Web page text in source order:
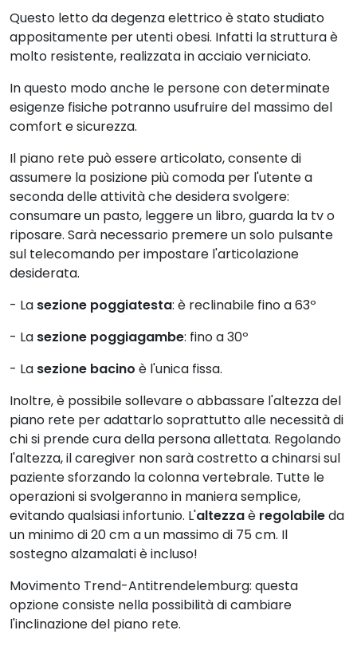
Questo letto da degenza elettrico è stato studiato
appositamente per utenti obesi. Infatti la struttura è
molto resistente, realizzata in acciaio verniciato.
In questo modo anche le persone con determinate
esigenze fisiche potranno usufruire del massimo del
comfort e sicurezza.
Il piano rete può essere articolato, consente di
assumere la posizione più comoda per l'utente a
seconda delle attività che desidera svolgere:
consumare un pasto, leggere un libro, guarda la tv o
riposare. Sarà necessario premere un solo pulsante
sul telecomando per impostare l'articolazione
desiderata.
- La sezione poggiatesta: è reclinabile fino a 63º
- La sezione poggiagambe: fino a 30º
- La sezione bacino è l'unica fissa.
Inoltre, è possibile sollevare o abbassare l'altezza del
piano rete per adattarlo soprattutto alle necessità di
chi si prende cura della persona allettata. Regolando
l'altezza, il caregiver non sarà costretto a chinarsi sul
paziente sforzando la colonna vertebrale. Tutte le
operazioni si svolgeranno in maniera semplice,
evitando qualsiasi infortunio. L'altezzaè regolabileda
un minimo di 20 cm a un massimo di 75 cm. Il
sostegno alzamalati è incluso!
Movimento Trend-Antitrendelemburg: questa
opzione consiste nella possibilità di cambiare
l'inclinazione del piano rete.